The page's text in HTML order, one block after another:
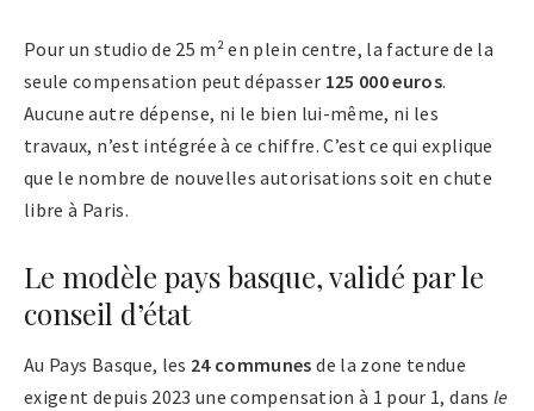
Pour un studio de 25 m² en plein centre, la facture de la
seule compensation peut dépasser 125 000 euros.
Aucune autre dépense, ni le bien lui-même, ni les
travaux, n’est intégrée à ce chiffre. C’est ce qui explique
que le nombre de nouvelles autorisations soit en chute
libre à Paris.
Le modèle pays basque, validé par le
conseil d’état
Au Pays Basque, les 24 communes de la zone tendue
exigent depuis 2023 une compensation à 1 pour 1, dans le